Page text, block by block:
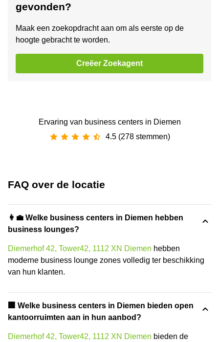
gevonden?
Maak een zoekopdracht aan om als eerste op de
hoogte gebracht te worden.
Creëer Zoekagent
Ervaring van ‪business centers‬ in Diemen
4.5 (278 stemmen)
FAQ over de locatie
👩‍💼 Welke business centers in Diemen hebben
business lounges?
Diemerhof 42, Tower42, 1112 XN Diemen hebben
moderne business lounge zones volledig ter beschikking
van hun klanten.
‍🏢 Welke business centers in Diemen bieden open
kantoorruimten aan in hun aanbod?
Diemerhof 42, Tower42, 1112 XN Diemen bieden de